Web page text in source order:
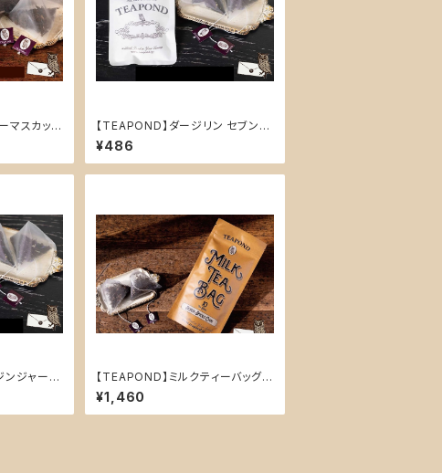
マスカット
ッグ2個入
【TEAPOND】ダージリン セブンバ
レー ティーバッグ2個入り
¥486
ンジャー
バッグ2個
【TEAPOND】ミルクティーバッグ
スタンドバック 10個入(セブンスパ
イス チャイ)
¥1,460